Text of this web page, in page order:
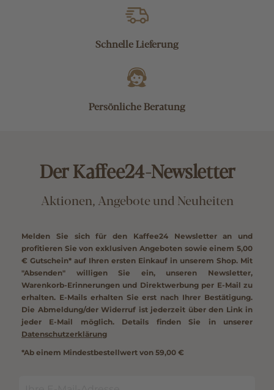
Schnelle Lieferung
Persönliche Beratung
Der Kaffee24-Newsletter
Aktionen, Angebote und Neuheiten
Melden Sie sich für den Kaffee24 Newsletter an und
profitieren Sie von exklusiven Angeboten sowie einem 5,00
€ Gutschein* auf Ihren ersten Einkauf in unserem Shop. Mit
"Absenden" willigen Sie ein, unseren Newsletter,
Warenkorb-Erinnerungen und Direktwerbung per E-Mail zu
erhalten. E-Mails erhalten Sie erst nach Ihrer Bestätigung.
Die Abmeldung/der Widerruf ist jederzeit über den Link in
jeder E-Mail möglich. Details finden Sie in unserer
Datenschutzerklärung
*Ab einem Mindestbestellwert von 59,00 €